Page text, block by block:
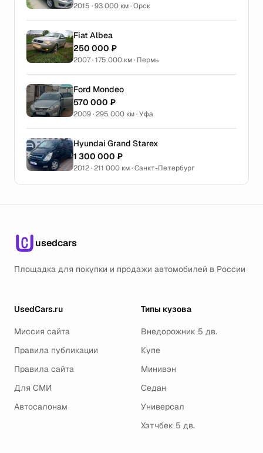
2015 · 93 000 км · Орск
Fiat Albea
250 000 ₽
2007 · 175 000 км · Пермь
Ford Mondeo
570 000 ₽
2009 · 295 000 км · Уфа
Hyundai Grand Starex
1 300 000 ₽
2012 · 211 000 км · Санкт-Петербург
usedcars
Площадка для покупки и продажи автомобилей в России
UsedCars.ru
Миссия сайта
Правила публикации
Правила сайта
Для СМИ
Автосалонам
Типы кузова
Внедорожник 5 дв.
Купе
Минивэн
Седан
Универсал
Хэтчбек 5 дв.